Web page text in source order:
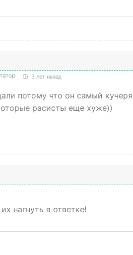
3 лет назад
потому что он самый
расисты еще хуже))
нагнуть в ответке!